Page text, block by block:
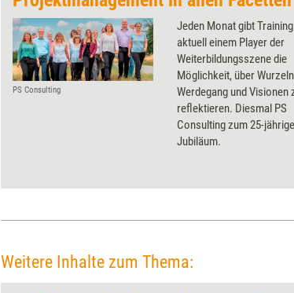
PS Consulting
Jeden Monat gibt Training
aktuell einem Player der
Weiterbildungsszene die
Möglichkeit, über
Werdegang und Visionen
reflektieren. Diesmal PS
Consulting zum 25-
Jubiläum.
Weitere Inhalte zum Thema: